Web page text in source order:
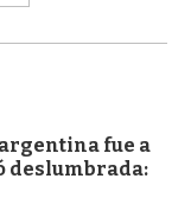
fue a
deslumbrada: